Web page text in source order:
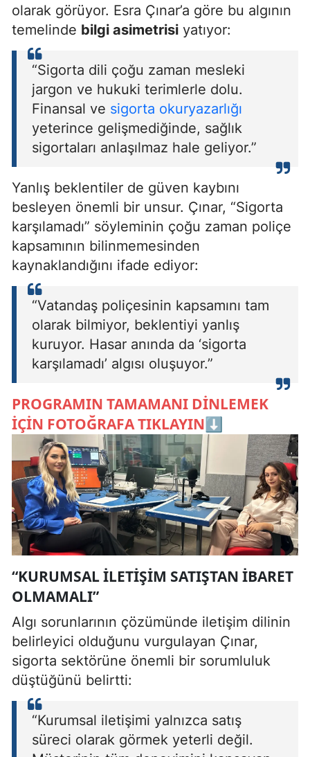
olarak görüyor. Esra Çınar’a göre bu algının
temelinde bilgi asimetrisi yatıyor:
“Sigorta dili çoğu zaman mesleki
jargon ve hukuki terimlerle dolu.
Finansal ve sigorta okuryazarlığı
yeterince gelişmediğinde, sağlık
sigortaları anlaşılmaz hale geliyor.”
Yanlış beklentiler de güven kaybını
besleyen önemli bir unsur. Çınar, “Sigorta
karşılamadı” söyleminin çoğu zaman poliçe
kapsamının bilinmemesinden
kaynaklandığını ifade ediyor:
“Vatandaş poliçesinin kapsamını tam
olarak bilmiyor, beklentiyi yanlış
kuruyor. Hasar anında da ‘sigorta
karşılamadı’ algısı oluşuyor.”
PROGRAMIN TAMAMANI DİNLEMEK
İÇİN FOTOĞRAFA TIKLAYIN⬇️
“KURUMSAL ILETIŞIM SATIŞTAN IBARET
OLMAMALI”
Algı sorunlarının çözümünde iletişim dilinin
belirleyici olduğunu vurgulayan Çınar,
sigorta sektörüne önemli bir sorumluluk
düştüğünü belirtti:
“Kurumsal iletişimi yalnızca satış
süreci olarak görmek yeterli değil.